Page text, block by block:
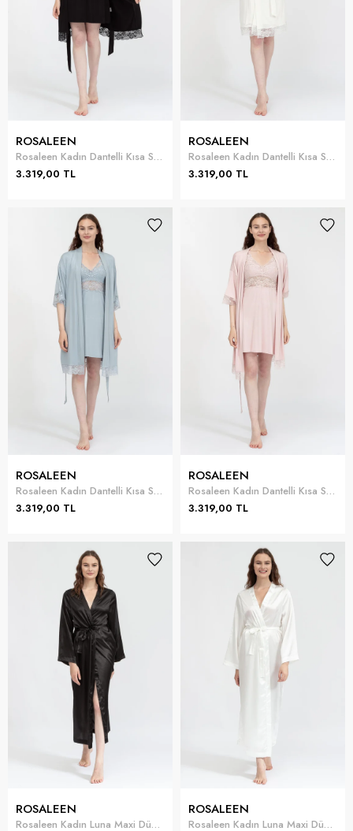
ROSALEEN
Rosaleen Kadın Dantelli Kısa Sabahlık Takımı
3.319,00 TL
ROSALEEN
Rosaleen Kadın Dantelli Kısa Sabahlık Takımı
3.319,00 TL
ROSALEEN
Rosaleen Kadın Dantelli Kısa Sabahlık Takımı
3.319,00 TL
ROSALEEN
Rosaleen Kadın Dantelli Kısa Sabahlık Takımı
3.319,00 TL
ROSALEEN
Rosaleen Kadın Luna Maxi Düz Uzun Sabahlık
ROSALEEN
Rosaleen Kadın Luna Maxi Düz Uzun Sabahlık